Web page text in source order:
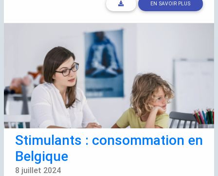
EN SAVOIR PLUS
Stimulants : consommation en
Belgique
8 juillet 2024